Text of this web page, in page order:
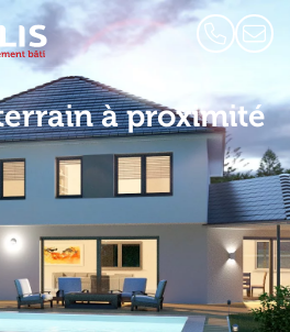
à proximité